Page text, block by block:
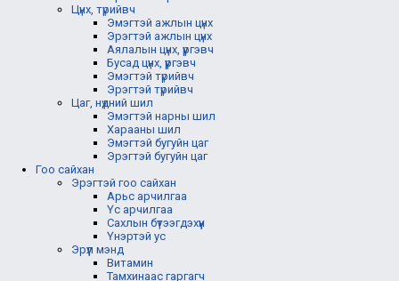
Цүнх, түрийвч
Эмэгтэй ажлын цүнх
Эрэгтэй ажлын цүнх
Аялалын цүнх, үүргэвч
Бусад цүнх, үүргэвч
Эмэгтэй түрийвч
Эрэгтэй түрийвч
Цаг, нүдний шил
Эмэгтэй нарны шил
Харааны шил
Эмэгтэй бугуйн цаг
Эрэгтэй бугуйн цаг
Гоо сайхан
Эрэгтэй гоо сайхан
Арьс арчилгаа
Үс арчилгаа
Сахлын бүтээгдэхүүн
Үнэртэй ус
Эрүүл мэнд
Витамин
Тамхинаас гаргагч